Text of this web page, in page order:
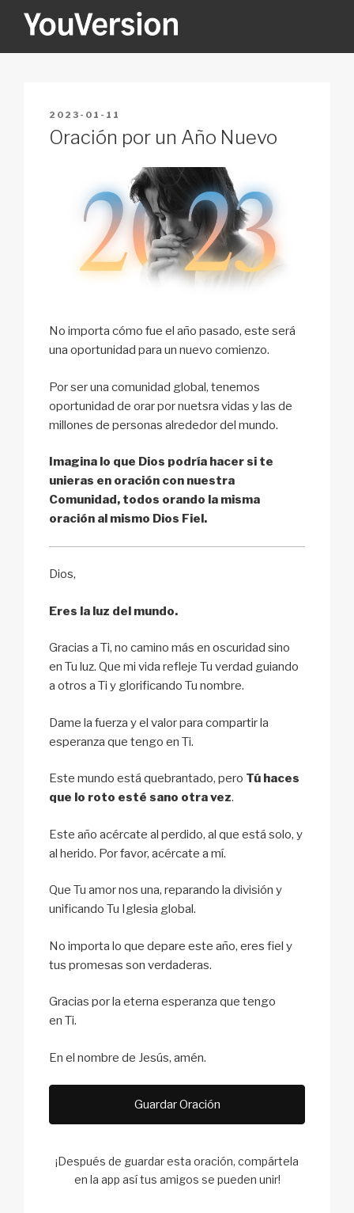
YOUVERSION
POSTED
ON
2023-01-11
Oración por un Año Nuevo
No importa cómo fue el año pasado, este será
una oportunidad para un nuevo comienzo.
Por ser una comunidad global, tenemos
oportunidad de orar por nuetsra vidas y las de
millones de personas alrededor del mundo.
Imagina lo que Dios podría hacer si te
unieras en oración con nuestra
Comunidad, todos orando la misma
oración al mismo Dios Fiel.
Dios,
Eres la luz del mundo.
Gracias a Ti, no camino más en oscuridad sino
en Tu luz. Que mi vida refleje Tu verdad guiando
a otros a Ti y glorificando Tu nombre.
Dame la fuerza y el valor para compartir la
esperanza que tengo en Ti.
Este mundo está quebrantado, pero Tú haces
que lo roto esté sano otra vez.
Este año acércate al perdido, al que está solo, y
al herido. Por favor, acércate a mí.
Que Tu amor nos una, reparando la división y
unificando Tu Iglesia global.
No importa lo que depare este año, eres fiel y
tus promesas son verdaderas.
Gracias por la eterna esperanza que tengo
en Ti.
En el nombre de Jesús, amén.
Guardar Oración
¡Después de guardar esta oración, compártela
en la app así tus amigos se pueden unir!